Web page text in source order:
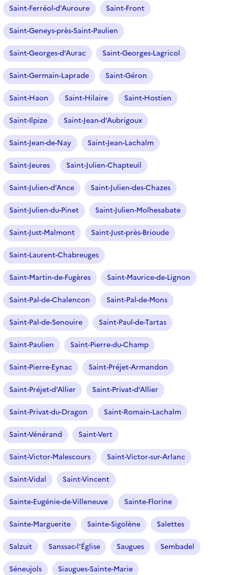
Saint-Ferréol-d’Auroure Saint-Front
Saint-Geneys-près-Saint-Paulien
Saint-Georges-d’Aurac Saint-Georges-Lagricol
Saint-Germain-Laprade Saint-Géron
Saint-Haon Saint-Hilaire Saint-Hostien
Saint-Ilpize Saint-Jean-d’Aubrigoux
Saint-Jean-de-Nay Saint-Jean-Lachalm
Saint-Jeures Saint-Julien-Chapteuil
Saint-Julien-d’Ance Saint-Julien-des-Chazes
Saint-Julien-du-Pinet Saint-Julien-Molhesabate
Saint-Just-Malmont Saint-Just-près-Brioude
Saint-Laurent-Chabreuges
Saint-Martin-de-Fugères Saint-Maurice-de-Lignon
Saint-Pal-de-Chalencon Saint-Pal-de-Mons
Saint-Pal-de-Senouire Saint-Paul-de-Tartas
Saint-Paulien Saint-Pierre-du-Champ
Saint-Pierre-Eynac Saint-Préjet-Armandon
Saint-Préjet-d’Allier Saint-Privat-d’Allier
Saint-Privat-du-Dragon Saint-Romain-Lachalm
Saint-Vénérand Saint-Vert
Saint-Victor-Malescours Saint-Victor-sur-Arlanc
Saint-Vidal Saint-Vincent
Sainte-Eugénie-de-Villeneuve Sainte-Florine
Sainte-Marguerite Sainte-Sigolène Salettes
Salzuit Sanssac-l’Église Saugues Sembadel
Séneujols Siaugues-Sainte-Marie